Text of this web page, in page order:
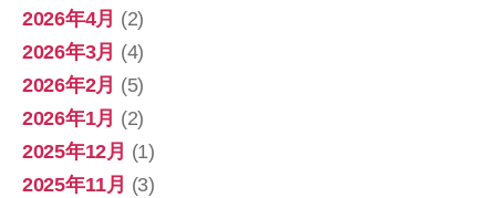
2026年4月 (2)
2026年3月 (4)
2026年2月 (5)
2026年1月 (2)
2025年12月 (1)
2025年11月 (3)